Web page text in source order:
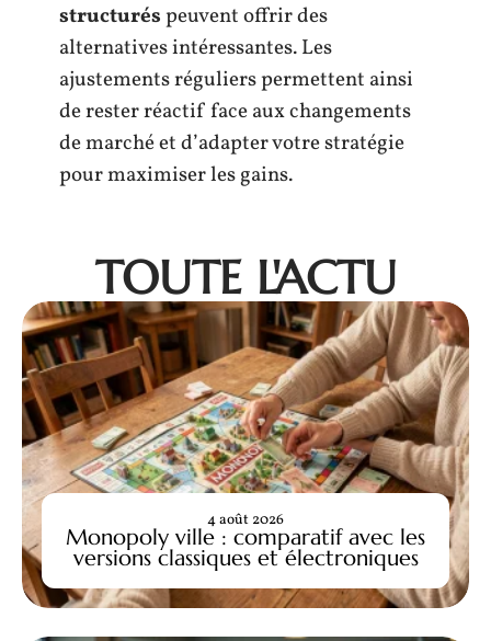
structuréspeuvent offrir des
alternatives intéressantes. Les
ajustements réguliers permettent ainsi
de rester réactif face aux changements
de marché et d’adapter votre stratégie
pour maximiser les gains.
TOUTE L'ACTU
Monopoly ville : comparatif avec les
versions classiques et électroniques
4 août 2026